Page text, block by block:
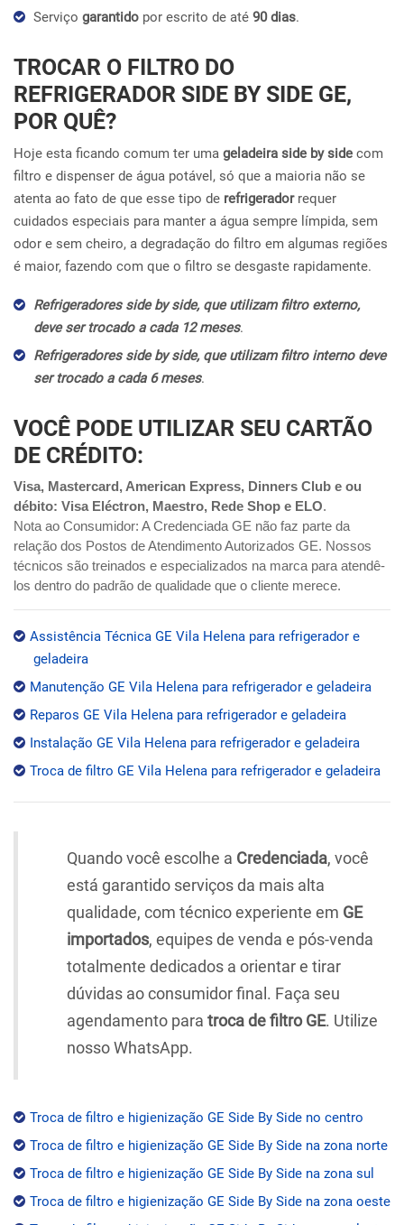
Serviço garantido por escrito de até 90 dias.
TROCAR O FILTRO DO
REFRIGERADOR SIDE BY SIDE GE,
POR QUÊ?
Hoje esta ficando comum ter uma geladeira side by side com
filtro e dispenser de água potável, só que a maioria não se
atenta ao fato de que esse tipo de refrigeradorrequer
cuidados especiais para manter a água sempre límpida, sem
odor e sem cheiro, a degradação do filtro em algumas regiões
é maior, fazendo com que o filtro se desgaste rapidamente.
Refrigeradores side by side, que utilizam filtro externo,
deve ser trocado a cada 12 meses.
Refrigeradores side by side, que utilizam filtro interno deve
ser trocado a cada 6 meses.
VOCÊ PODE UTILIZAR SEU CARTÃO
DE CRÉDITO:
Visa, Mastercard, American Express, Dinners Club e ou
débito: Visa Eléctron, Maestro, Rede Shop e ELO.
Nota ao Consumidor: A Credenciada GE não faz parte da
relação dos Postos de Atendimento Autorizados GE. Nossos
técnicos são treinados e especializados na marca para atendê-
los dentro do padrão de qualidade que o cliente merece.
Assistência Técnica GE Vila Helena para refrigerador e
geladeira
Manutenção GE Vila Helena para refrigerador e geladeira
Reparos GE Vila Helena para refrigerador e geladeira
Instalação GE Vila Helena para refrigerador e geladeira
Troca de filtro GE Vila Helena para refrigerador e geladeira
Quando você escolhe a Credenciada, você
está garantido serviços da mais alta
qualidade, com técnico experiente em GE
importados, equipes de venda e pós-venda
totalmente dedicados a orientar e tirar
dúvidas ao consumidor final. Faça seu
agendamento para troca de filtro GE. Utilize
nosso WhatsApp.
Troca de filtro e higienização GE Side By Side no centro
Troca de filtro e higienização GE Side By Side na zona norte
Troca de filtro e higienização GE Side By Side na zona sul
Troca de filtro e higienização GE Side By Side na zona oeste